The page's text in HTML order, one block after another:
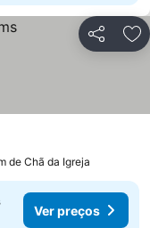
Partilhar
de Chã da Igreja
Ver preços